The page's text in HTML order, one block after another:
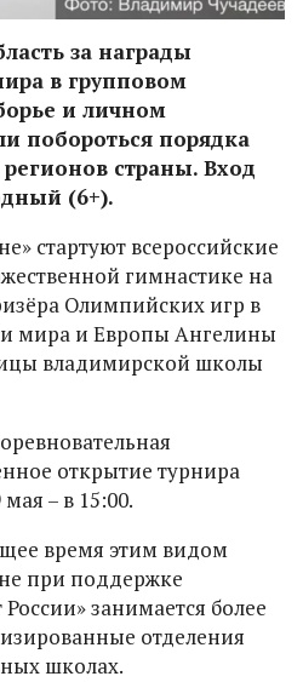
за награды
в групповом
и личном
побороться порядка
страны. Вход
(6+).
стартуют всероссийские
гимнастике на
Олимпийских игр в
мира и Европы Ангелины
владимирской школы
открытие турнира
мая – в 15:00.
время этим видом
при поддержке
занимается более
отделения
школах.